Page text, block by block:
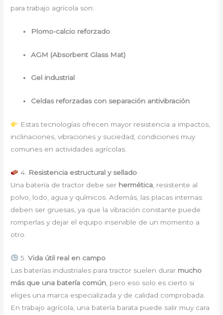
para trabajo agrícola son:
Plomo-calcio reforzado
AGM (Absorbent Glass Mat)
Gel industrial
Celdas reforzadas con separación antivibración
Estas tecnologías ofrecen mayor resistencia a impactos,
inclinaciones, vibraciones y suciedad, condiciones muy
comunes en actividades agrícolas.
4. Resistencia estructural y sellado
Una batería de tractor debe ser hermética , resistente al
polvo, lodo, agua y químicos. Además, las placas internas
deben ser gruesas, ya que la vibración constante puede
romperlas y dejar el equipo inservible de un momento a
otro.
5. Vida útil real en campo
Las baterías industriales para tractor suelen durar mucho
más que una batería común , pero eso solo es cierto si
eliges una marca especializada y de calidad comprobada.
En trabajo agrícola, una batería barata puede salir muy cara